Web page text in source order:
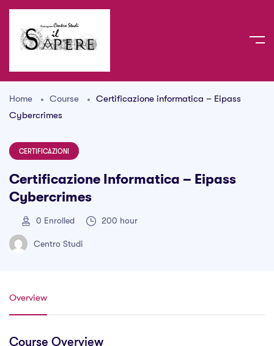
Home Course
Certificazione informatica – Eipass
Cybercrimes
CERTIFICAZIONI
Certificazione Informatica – Eipass
Cybercrimes
0 Enrolled 200 hour
Centro Studi
Overview
Course Overview